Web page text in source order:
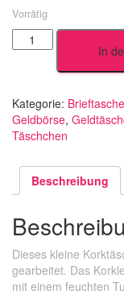
Vorrätig
blaue
Kreuze
In
Kategorie:
Geldbörse,
Täschchen
Beschreibung
Dieses kleine
gearbeitet. Das
mit einem feuchten